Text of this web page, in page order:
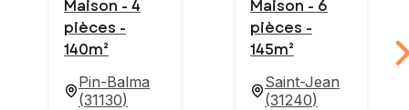
Maison - 4
pièces -
140m²
Pin-Balma
(31130)
Maison - 6
pièces -
145m²
Saint-Jean
(31240)